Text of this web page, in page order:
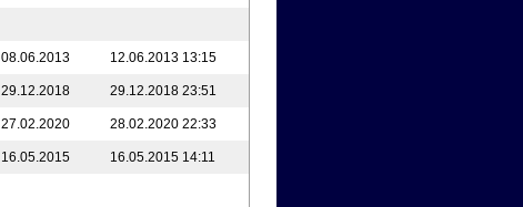
08.06.2013 12.06.2013 13:15
29.12.2018 29.12.2018 23:51
27.02.2020 28.02.2020 22:33
16.05.2015 16.05.2015 14:11